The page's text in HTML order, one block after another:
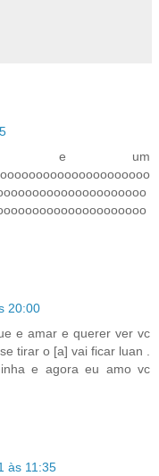
e um
20:00
e amar e querer ver vc
tirar o [a] vai ficar luan .
e agora eu amo vc
às 11:35